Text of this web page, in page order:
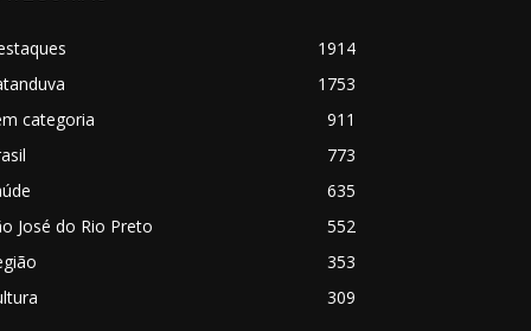
1914
1753
categoria
911
773
635
José do Rio Preto
552
353
309